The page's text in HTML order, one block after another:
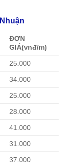
ĐƠN
GIÁ(vnđ/m)
25.000
34.000
25.000
28.000
41.000
31.000
37.000